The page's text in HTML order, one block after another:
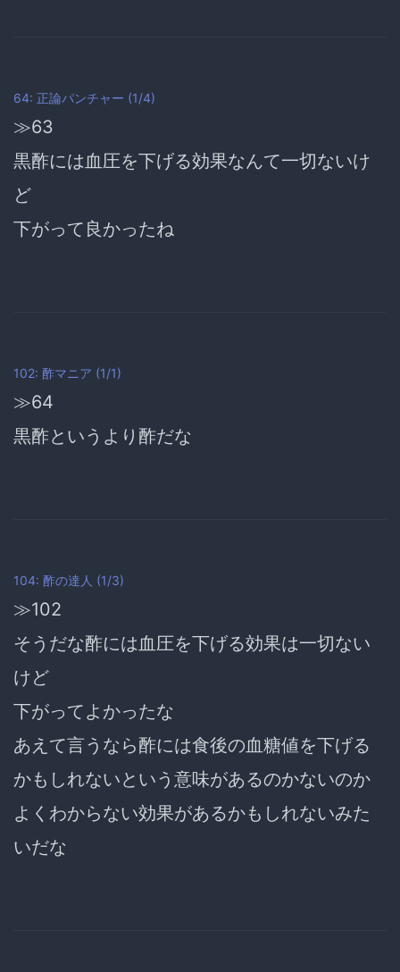
64: 正論パンチャー (1/4)
≫63
黒酢には血圧を下げる効果なんて一切ないけ
ど
下がって良かったね
102: 酢マニア (1/1)
≫64
黒酢というより酢だな
104: 酢の達人 (1/3)
≫102
そうだな酢には血圧を下げる効果は一切ない
けど
下がってよかったな
あえて言うなら酢には食後の血糖値を下げる
かもしれないという意味があるのかないのか
よくわからない効果があるかもしれないみた
いだな